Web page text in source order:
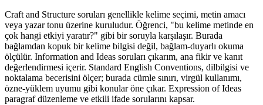
Craft and Structure soruları genellikle kelime seçimi, metin amacı
veya yazar tonu üzerine kuruludur. Öğrenci, "bu kelime metinde en
çok hangi etkiyi yaratır?" gibi bir soruyla karşılaşır. Burada
bağlamdan kopuk bir kelime bilgisi değil, bağlam-duyarlı okuma
ölçülür. Information and Ideas soruları çıkarım, ana fikir ve kanıt
değerlendirmesi içerir. Standard English Conventions, dilbilgisi ve
noktalama becerisini ölçer; burada cümle sınırı, virgül kullanımı,
özne-yüklem uyumu gibi konular öne çıkar. Expression of Ideas
paragraf düzenleme ve etkili ifade sorularını kapsar.